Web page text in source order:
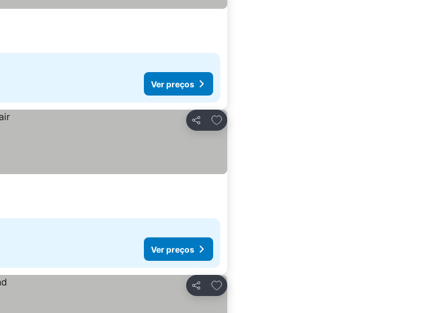
Ver preços
Partilhar
Adicionar aos favoritos
Ver preços
Partilhar
Adicionar aos favoritos